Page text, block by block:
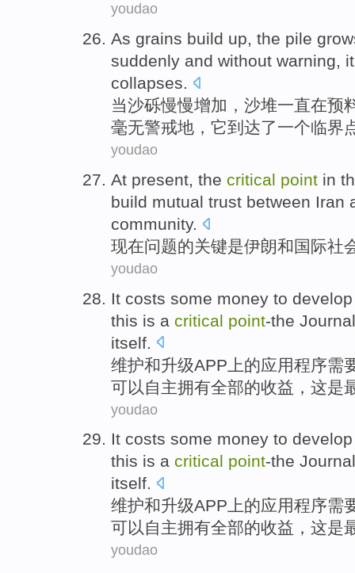
youdao
As grains build up, the pile
suddenly and without warning, it
collapses.
当沙砾慢慢增加 ， 沙堆一直在预
毫无警戒地 ， 它到达了一个临界
youdao
At present, the critical point in
build mutual trust between Iran
community.
现在问题的关键是伊朗和国际社
youdao
It costs some money to
this is a critical point-the Journal
itself
维护和升级APP 上的应用程序需
可以自主拥有全部的收益， 这是
youdao
It costs some money to
this is a critical point-the Journal
itself.
维护和升级APP 上的应用程序需
可以自主拥有全部的收益， 这是
youdao